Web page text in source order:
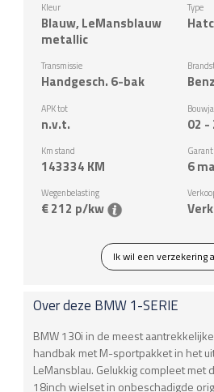
Kleur
Blauw, LeMansblauw
metallic
Type
Transmissie
Handgesch. 6-bak
APK tot
n.v.t. 02 -
Km stand
143334 KM 6
Wegenbelasting
€ 212 p/kw
Ik wil een verzekering
Over deze BMW1-SERIE
BMW 130i in de meest
handbak met M-sportpakket in het
LeMansblau. Gelukkig compleet met
18inch wielset in onbeschadigde